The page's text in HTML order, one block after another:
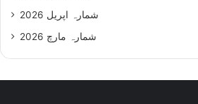
شمارہ اپریل 2026
شمارہ مارچ 2026